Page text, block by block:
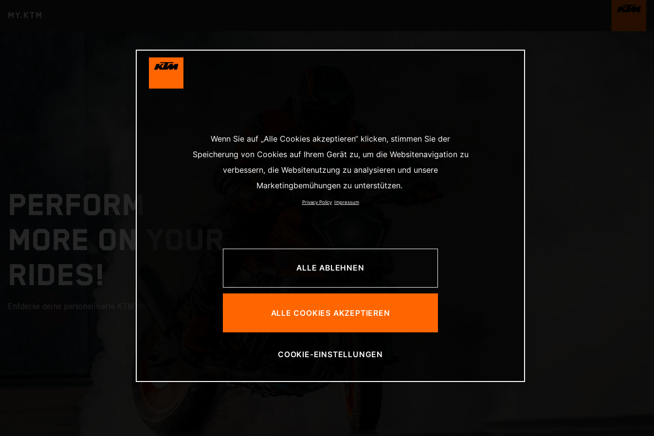
MY.KTM
PERFORM
MORE ON YOUR
RIDES!
Entdecke deine personalisierte KTM Welt.
Wenn Sie auf „Alle Cookies akzeptieren“ klicken, stimmen Sie der
Speicherung von Cookies auf Ihrem Gerät zu, um die Websitenavigation zu
verbessern, die Websitenutzung zu analysieren und unsere
Marketingbemühungen zu unterstützen.
Privacy Policy Impressum
ALLE ABLEHNEN
ALLE COOKIES AKZEPTIEREN
COOKIE-EINSTELLUNGEN